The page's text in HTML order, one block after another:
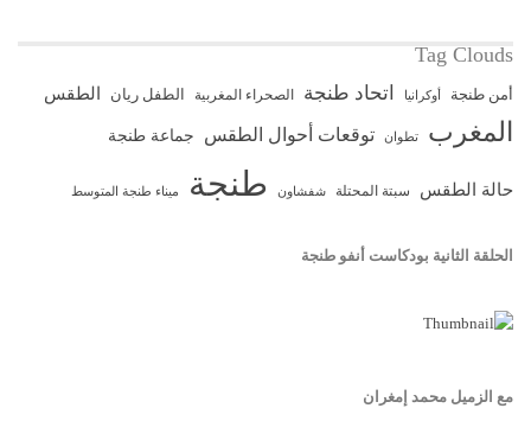
Tag Clouds
أمن طنجة أوكرانيا اتحاد طنجة الصحراء المغربية الطفل ريان الطقس
المغرب تطوان توقعات أحوال الطقس جماعة طنجة
حالة الطقس سبتة المحتلة شفشاون طنجة ميناء طنجة المتوسط
الحلقة الثانية بودكاست أنفو طنجة
مع الزميل محمد إمغران